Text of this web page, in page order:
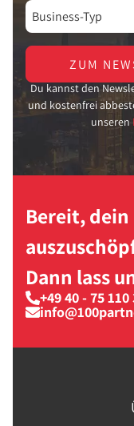
ZUM
Du kannst den
und kostenfrei
unseren
Bereit,
Dann lass
+49 40 - 75 110